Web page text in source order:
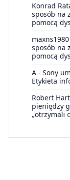
Konrad
sposób na
pomocą
maxns1980
sposób na
pomocą
A - Sony
Etykieta
Robert
pieniędzy
„otrzymali